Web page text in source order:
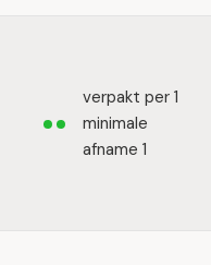
verpakt per 1
minimale
afname 1